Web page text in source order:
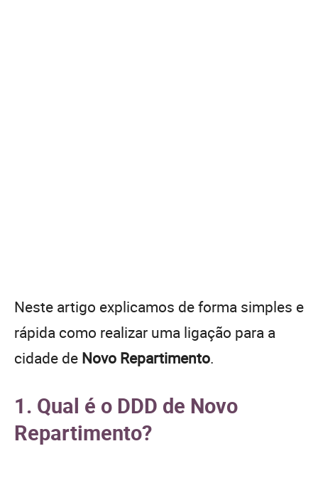
Neste artigo explicamos de forma simples e
rápida como realizar uma ligação para a
cidade de Novo Repartimento.
1. Qual é o DDD de Novo
Repartimento?